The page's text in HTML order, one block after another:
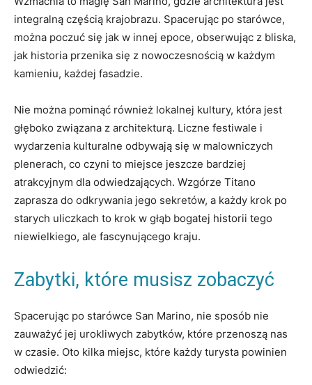
integralną ⁤częścią ‌krajobrazu. Spacerując po starówce,
można⁤ poczuć się jak w innej epoce, obserwując z bliska,
jak historia ⁤przenika się z nowoczesnością w każdym
kamieniu, każdej ‍fasadzie.
Nie można pominąć⁣ również lokalnej kultury, która jest ​
głęboko związana⁤ z architekturą. Liczne festiwale i
wydarzenia kulturalne odbywają się w‌ malowniczych
plenerach, co czyni to‌ miejsce⁢ jeszcze bardziej
atrakcyjnym dla odwiedzających. Wzgórze ⁤Titano
zaprasza do odkrywania jego ⁣sekretów, ⁤a każdy krok po
starych uliczkach to ⁣krok w głąb bogatej historii tego
niewielkiego,⁣ ale fascynującego kraju.
Zabytki, ‍które musisz zobaczyć
Spacerując po starówce San ‌Marino, nie ⁣sposób nie
zauważyć jej urokliwych ⁣zabytków, które przenoszą nas‌
w ‌czasie. Oto kilka​ miejsc, które każdy turysta powinien
odwiedzić: